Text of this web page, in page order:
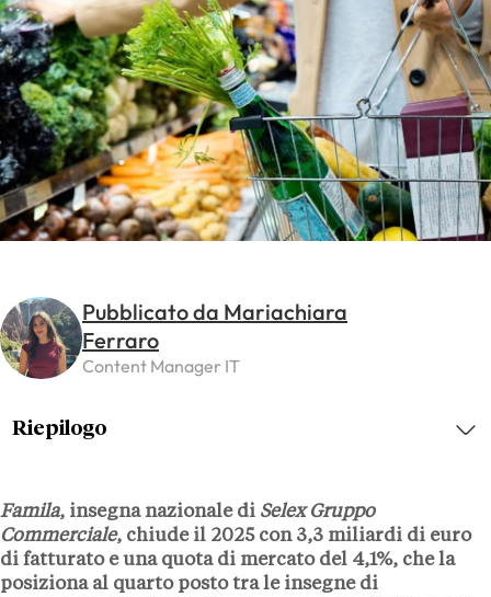
Pubblicato da Mariachiara
Ferraro
Content Manager IT
Famila, insegna nazionale di Selex Gruppo
Commerciale, chiude il 2025con 3,3 miliardi di euro
di fatturato e una quota di mercato del 4,1%, che la
posiziona al quarto posto tra le insegne di
Riepilogo